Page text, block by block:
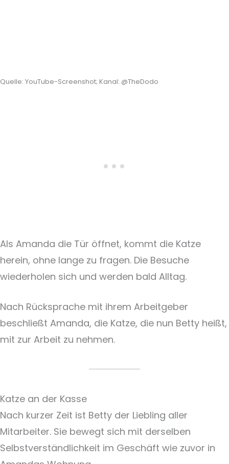
Quelle: YouTube-Screenshot; Kanal: @TheDodo
Als Amanda die Tür öffnet, kommt die Katze
herein, ohne lange zu fragen. Die Besuche
wiederholen sich und werden bald Alltag.
Nach Rücksprache mit ihrem Arbeitgeber
beschließt Amanda, die Katze, die nun Betty heißt,
mit zur Arbeit zu nehmen.
Katze an der Kasse
Nach kurzer Zeit ist Betty der Liebling aller
Mitarbeiter. Sie bewegt sich mit derselben
Selbstverständlichkeit im Geschäft wie zuvor in